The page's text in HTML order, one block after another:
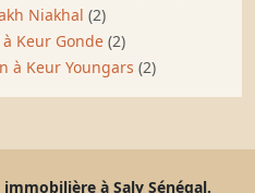
Niakhal (2)
Keur Gonde (2)
à Keur Youngars (2)
immobilière à Saly Sénégal.